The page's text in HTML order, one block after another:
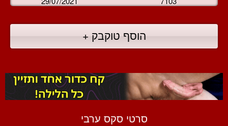
הוסף טוקבק +
סרטי סקס ערבי